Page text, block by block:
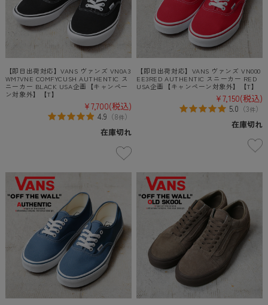
【即日出荷対応】VANS ヴァンズ VN0A3
WM7VNE COMFYCUSH AUTHENTIC ス
ニーカー BLACK USA企画【キャンペー
ン対象外】【T】
¥7,700(税込)
4.9 （8件）
在庫切れ
【即日出荷対応】VANS ヴァンズ VN000
EE3RED AUTHENTIC スニーカー RED
USA企画【キャンペーン対象外】【T】
¥7,150(税込)
5.0 （3件）
在庫切れ